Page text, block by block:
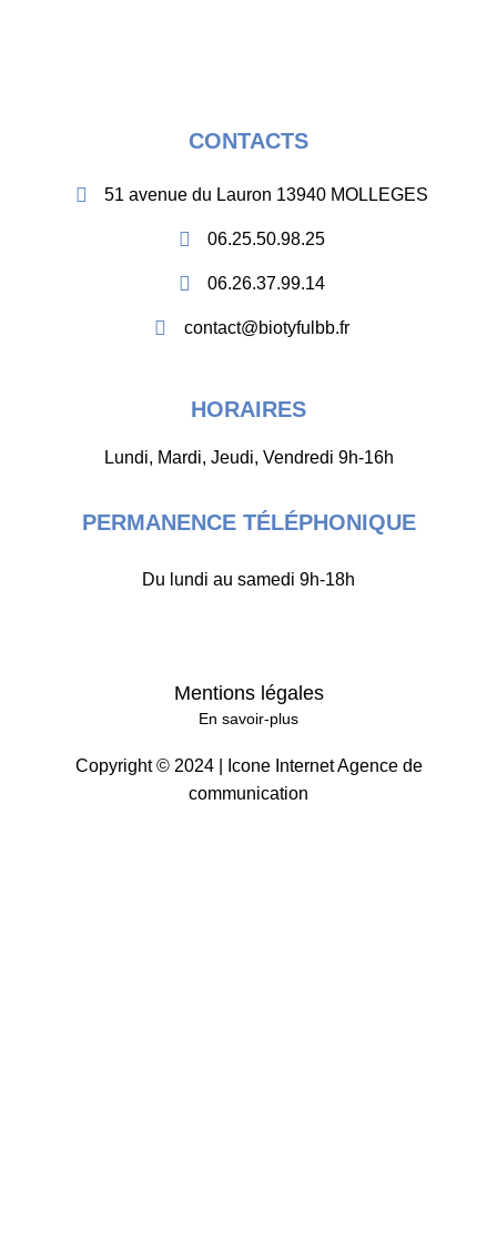
CONTACTS
51 avenue du Lauron 13940 MOLLEGES
06.25.50.98.25
06.26.37.99.14
contact@biotyfulbb.fr
HORAIRES
Lundi, Mardi, Jeudi, Vendredi 9h-16h
PERMANENCE TÉLÉPHONIQUE
Du lundi au samedi 9h-18h
Mentions légales
En savoir-plus
Copyright © 2024 |
Icone Internet Agence de
communication